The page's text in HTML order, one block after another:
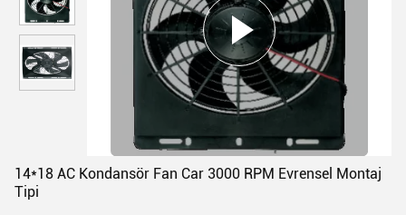
14*18 AC Kondansör Fan Car 3000 RPM Evrensel Montaj
Tipi